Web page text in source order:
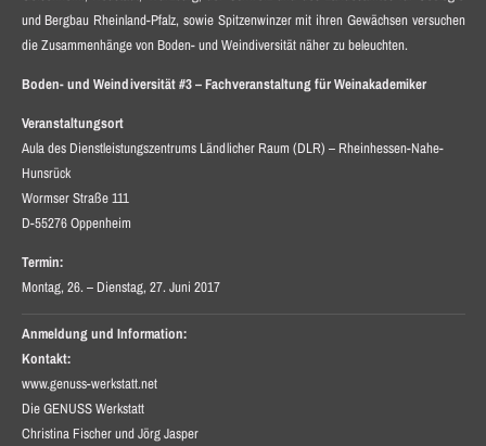
und Bergbau Rheinland-Pfalz, sowie Spitzenwinzer mit ihren Gewächsen versuchen
die Zusammenhänge von Boden- und Weindiversität näher zu beleuchten.
Boden- und Weindiversität #3 – Fachveranstaltung für Weinakademiker
Veranstaltungsort
Aula des Dienstleistungszentrums Ländlicher Raum (DLR) – Rheinhessen-Nahe-
Hunsrück
Wormser Straße 111
D-55276 Oppenheim
Termin:
Montag, 26. – Dienstag, 27. Juni 2017
Anmeldung und Information:
Kontakt:
www.genuss-werkstatt.net
Die GENUSS Werkstatt
Christina Fischer und Jörg Jasper